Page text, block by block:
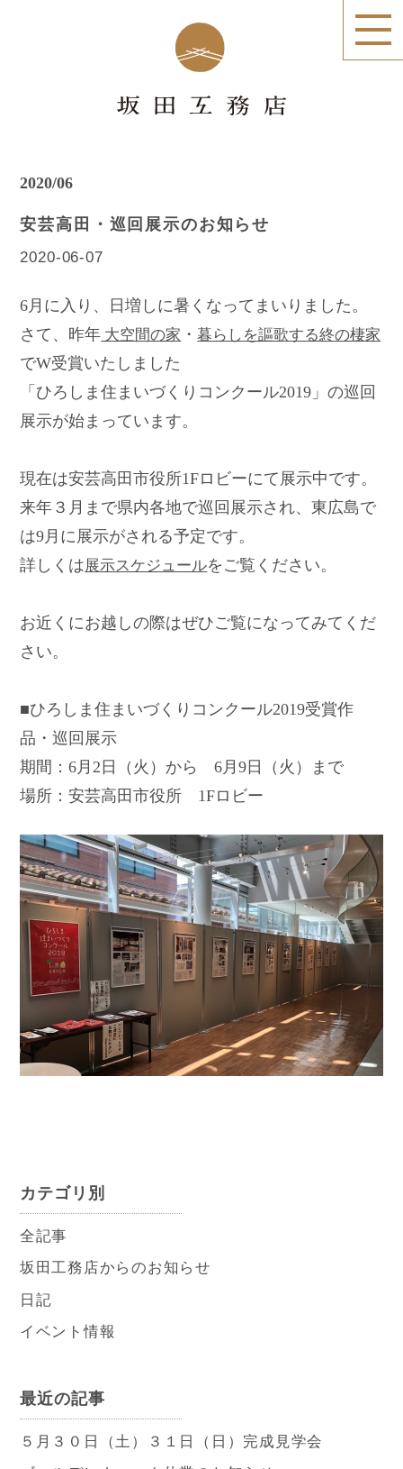
2020/06
安芸高田・巡回展示のお知らせ
2020-06-07
6月に入り、日増しに暑くなってまいりました。
さて、昨年 大空間の家 ・暮らしを謳歌する終の棲家
でW受賞いたしました
「ひろしま住まいづくりコンクール2019」の巡回
展示が始まっています。
現在は安芸高田市役所1Fロビーにて展示中です。
来年３月まで県内各地で巡回展示され、東広島で
は9月に展示がされる予定です。
詳しくは展示スケジュールをご覧ください。
お近くにお越しの際はぜひご覧になってみてくだ
さい。
■ひろしま住まいづくりコンクール2019受賞作
品・巡回展示
期間：6月2日（火）から 6月9日（火）まで
場所：安芸高田市役所 1Fロビー
カテゴリ別
全記事
坂田工務店からのお知らせ
日記
イベント情報
最近の記事
５月３０日（土）３１日（日）完成見学会